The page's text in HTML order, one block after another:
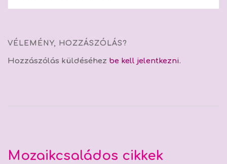
VÉLEMÉNY, HOZZÁSZÓLÁS?
Hozzászólás küldéséhez be kell jelentkezni.
Mozaikcsaládos cikkek